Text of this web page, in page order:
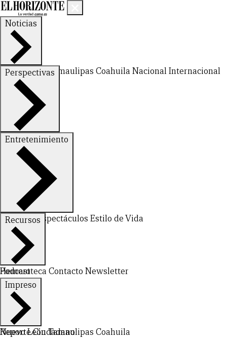
Noticias
Nuevo LeónTamaulipas Coahuila NacionalInternacional
Perspectivas
FinanzasOpinión
Entretenimiento
DeportesEspectáculos Estilo de Vida
Recursos
Hemeroteca Contacto Newsletter
Podcast
Impreso
Nuevo LeónTamaulipas Coahuila
Reporte Ciudadano